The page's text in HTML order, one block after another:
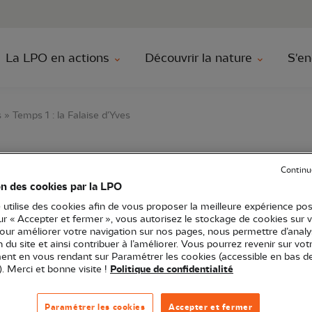
Aller à la
La LPO en actions Découvrir la nature
Temps 1 : la Falaise d'Yves
au fil des temps
des cookies par la LPO
des cookies afin de vous proposer la meilleure expérience
« Accepter et fermer », vous autorisez le stockage de cookies sur
améliorer votre navigation sur nos pages, nous permettre
du site et ainsi contribuer à l’améliorer. Vous pourrez revenir sur
en vous rendant sur Paramétrer les cookies (accessible en bas
Merci et bonne visite ! Politique de confidentialité
Accepter et fermer
Paramétrer les cookies